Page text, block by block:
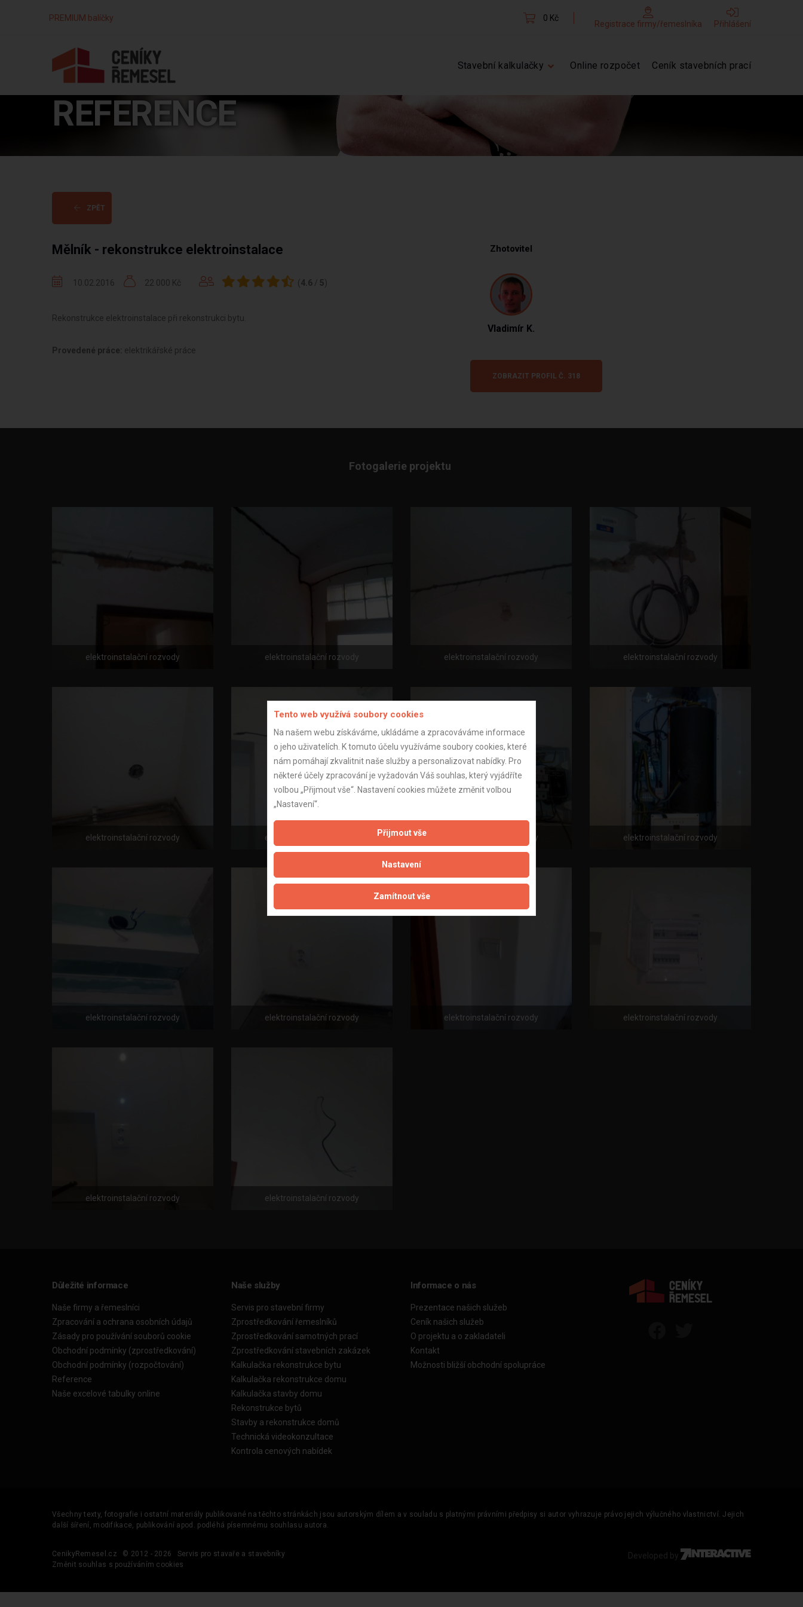
PREMIUM balíčky 0 Kč
Registrace firmy/řemeslníka Přihlášení
Stavební kalkulačky Online rozpočet Ceník stavebních prací
REFERENCE
ZPĚT
Mělník - rekonstrukce elektroinstalace
10.02.2016 22 000 Kč ( 4.6 / 5)
Rekonstrukce elektroinstalace při rekonstrukci bytu.
Provedené práce: elektrikářské práce
Zhotovitel
Vladimír K.
ZOBRAZIT PROFIL Č. 318
Fotogalerie projektu
elektroinstalační rozvody elektroinstalační rozvody elektroinstalační rozvody elektroinstalační rozvody
elektroinstalační rozvody elektroinstalační rozvody elektroinstalační rozvody elektroinstalační rozvody
elektroinstalační rozvody elektroinstalační rozvody elektroinstalační rozvody elektroinstalační rozvody
elektroinstalační rozvody elektroinstalační rozvody
Důležité informace
Naše firmy a řemeslníci
Zpracování a ochrana osobních údajů
Zásady pro používání souborů cookie
Obchodní podmínky (zprostředkování)
Obchodní podmínky (rozpočtování)
Reference
Naše excelové tabulky online
Naše služby
Servis pro stavební firmy
Zprostředkování řemeslníků
Zprostředkování samotných prací
Zprostředkování stavebních zakázek
Kalkulačka rekonstrukce bytu
Kalkulačka rekonstrukce domu
Kalkulačka stavby domu
Rekonstrukce bytů
Stavby a rekonstrukce domů
Technická videokonzultace
Kontrola cenových nabídek
Informace o nás
Prezentace našich služeb
Ceník našich služeb
O projektu a o zakladateli
Kontakt
Možnosti bližší obchodní spolupráce
Všechny texty, fotografie i ostatní materiály publikované na těchto stránkách jsou autorským dílem a v souladu s platnými právními předpisy si autor vyhrazuje právo jejich výlučného vlastnictví. Jejich
další šíření, modifikace, publikování apod. podléhá písemnému souhlasu autora.
CenikyRemesel.cz © 2012 - 2026
Servis pro stavaře a stavebníky
Změnit souhlas s používáním cookies
Developed by
Tento web využívá soubory cookies
Na našem webu získáváme, ukládáme a zpracováváme informace
o jeho uživatelích. K tomuto účelu využíváme soubory cookies, které
nám pomáhají zkvalitnit naše služby a personalizovat nabídky. Pro
některé účely zpracování je vyžadován Váš souhlas, který vyjádříte
volbou „Přijmout vše“. Nastavení cookies můžete změnit volbou
„Nastavení“.
Přijmout vše
Nastavení
Zamítnout vše